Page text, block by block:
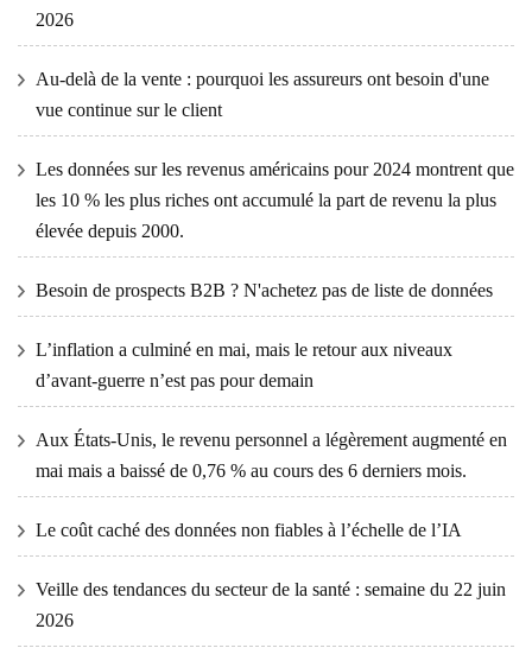
2026
Au-delà de la vente : pourquoi les assureurs ont besoin d'une
vue continue sur le client
Les données sur les revenus américains pour 2024 montrent que
les 10 % les plus riches ont accumulé la part de revenu la plus
élevée depuis 2000.
Besoin de prospects B2B ? N'achetez pas de liste de données
L’inflation a culminé en mai, mais le retour aux niveaux
d’avant-guerre n’est pas pour demain
Aux États-Unis, le revenu personnel a légèrement augmenté en
mai mais a baissé de 0,76 % au cours des 6 derniers mois.
Le coût caché des données non fiables à l’échelle de l’IA
Veille des tendances du secteur de la santé : semaine du 22 juin
2026